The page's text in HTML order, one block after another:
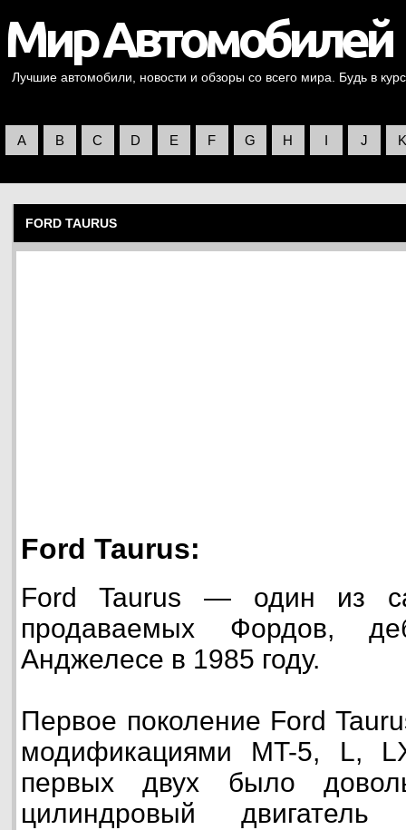
Лучшие автомобили, новости и обзоры со всего мира. Будь в
A B C D E F G H I J K
FORD TAURUS
Ford Taurus:
Ford Taurus — один из
продаваемых Фордов,
Анджелесе в 1985 году.
Первое поколение Ford
модификациями MT-5, L,
первых двух было
цилиндровый